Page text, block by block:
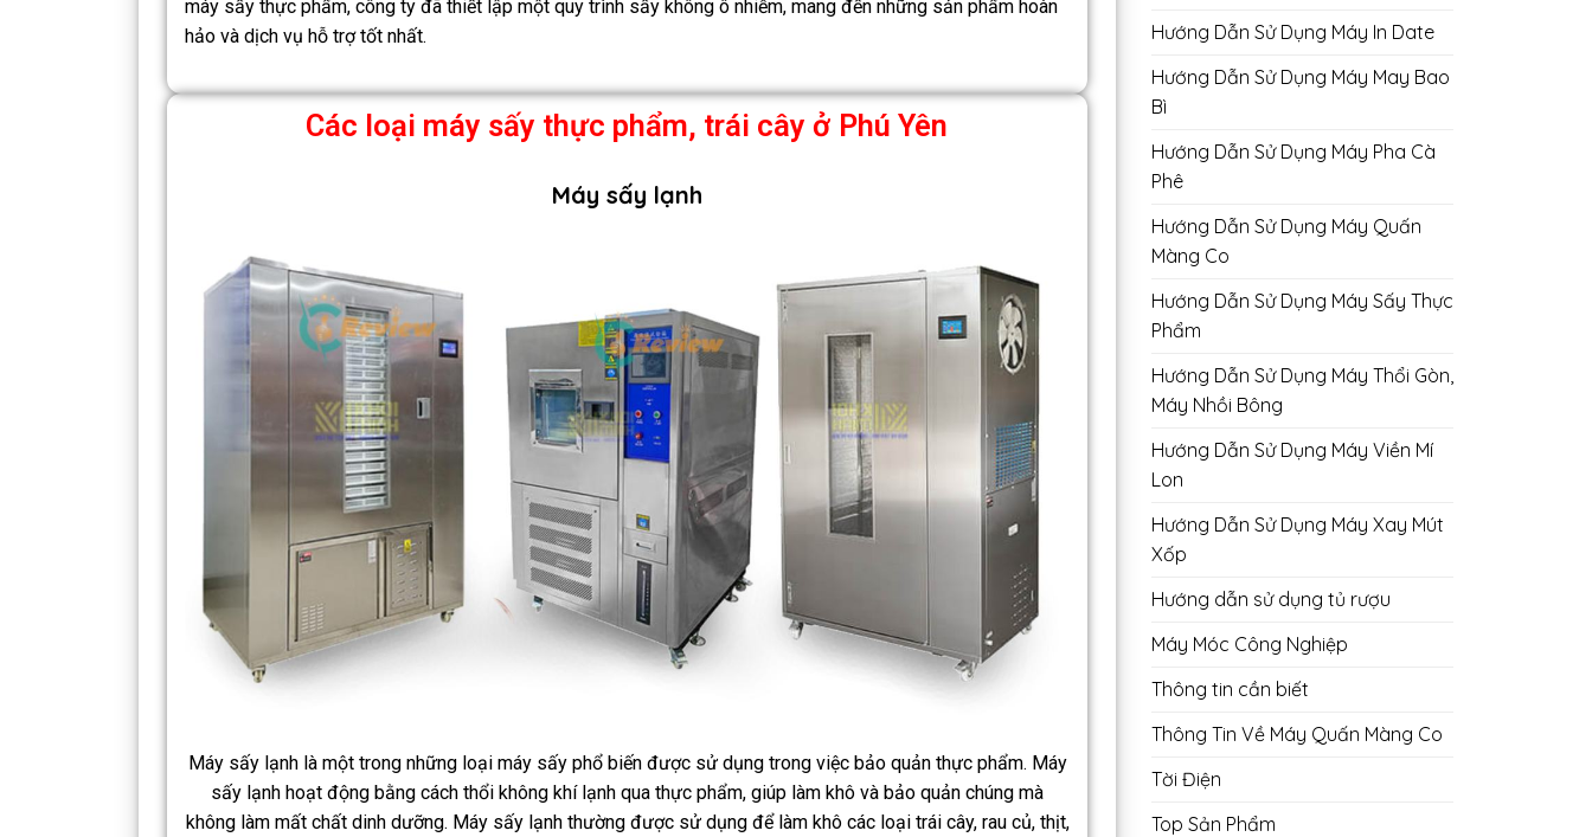
máy sấy thực phẩm, công ty đã thiết lập một quy trình sấy không ô nhiễm, mang đến những sản phẩm hoàn
hảo và dịch vụ hỗ trợ tốt nhất.
Các loại máy sấy thực phẩm, trái cây ở Phú Yên
Máy sấy lạnh
Máy sấy lạnh là một trong những loại máy sấy phổ biến được sử dụng trong việc bảo quản thực phẩm. Máy
sấy lạnh hoạt động bằng cách thổi không khí lạnh qua thực phẩm, giúp làm khô và bảo quản chúng mà
không làm mất chất dinh dưỡng. Máy sấy lạnh thường được sử dụng để làm khô các loại trái cây, rau củ, thịt,
Hướng Dẫn Sử Dụng Máy In Date
Hướng Dẫn Sử Dụng Máy May Bao
Bì
Hướng Dẫn Sử Dụng Máy Pha Cà
Phê
Hướng Dẫn Sử Dụng Máy Quấn
Màng Co
Hướng Dẫn Sử Dụng Máy Sấy Thực
Phẩm
Hướng Dẫn Sử Dụng Máy Thổi Gòn,
Máy Nhồi Bông
Hướng Dẫn Sử Dụng Máy Viền Mí
Lon
Hướng Dẫn Sử Dụng Máy Xay Mút
Xốp
Hướng dẫn sử dụng tủ rượu
Máy Móc Công Nghiệp
Thông tin cần biết
Thông Tin Về Máy Quấn Màng Co
Tời Điện
Top Sản Phẩm